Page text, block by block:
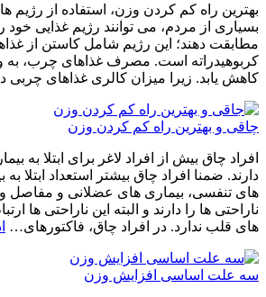
بهترین راه کم کردن وزن، استفاده از رژیم
بسیاری از مردم، می توانند رژیم غذایی خود
مطابقت دهند؛ این رژیم شامل کاستن از
کربوهیدراته است. مصرف غذاهای چرب، به
کاهش یابد. زیرا میزان کالری غذاهای چربی
چاقی و بهترین راه کم کردن وزن
افراد چاق بیش از افراد لاغر برای ابتلا به
دارند. ضمنا افراد چاق بیشتر استعداد ابتلا به
های تنفسی، بیماری های عضلانی و مفاصل و
ناراحتی ها را دارند و البته این ناراحتی ها
های قلب ندارد. در افراد چاق، فاکتورهای…
سه علت اساسی افزایش وزن